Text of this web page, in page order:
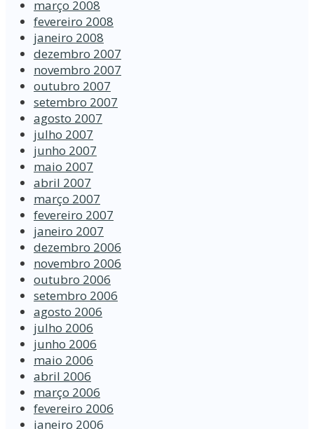
março 2008
fevereiro 2008
janeiro 2008
dezembro 2007
novembro 2007
outubro 2007
setembro 2007
agosto 2007
julho 2007
junho 2007
maio 2007
abril 2007
março 2007
fevereiro 2007
janeiro 2007
dezembro 2006
novembro 2006
outubro 2006
setembro 2006
agosto 2006
julho 2006
junho 2006
maio 2006
abril 2006
março 2006
fevereiro 2006
janeiro 2006